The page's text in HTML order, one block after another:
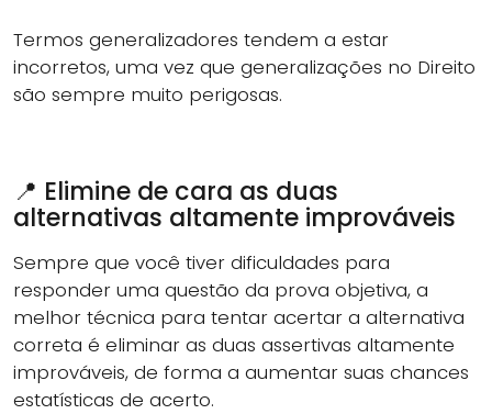
Termos generalizadores tendem a estar
incorretos, uma vez que generalizações no Direito
são sempre muito perigosas.
📍 Elimine de cara as duas
alternativas altamente improváveis
Sempre que você tiver dificuldades para
responder uma questão da prova objetiva, a
melhor técnica para tentar acertar a alternativa
correta é eliminar as duas assertivas altamente
improváveis, de forma a aumentar suas chances
estatísticas de acerto.